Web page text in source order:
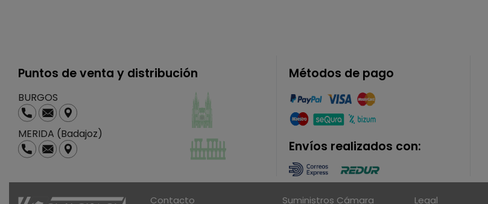
Puntos de venta y distribución
BURGOS
MERIDA (Badajoz)
Métodos de pago
Envíos realizados con:
Contacto Suministros Cámara Legal